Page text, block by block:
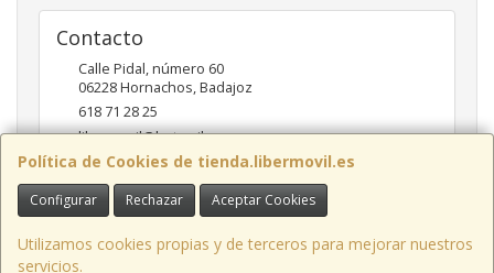
Política de Cookies de tienda.libermovil.es
Configurar Rechazar Aceptar Cookies
Utilizamos cookies propias y de terceros para mejorar nuestros
servicios.
Contacto
Calle Pidal, número 60
06228Hornachos,Badajoz
618 71 28 25
libermovil@hotmail.com
Horario
De Lunes a Viernes 10:00 a 14:00 - 17;30 a 20;30